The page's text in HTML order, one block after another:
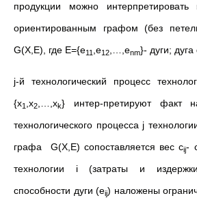
продукции можно
ориентированным графом (без
G(X,E), где E={e11 ,e12 ,…,enm}- дуги; дуга
j-й технологический процесс
{x1 ,x2 ,…,xk} интер-претируют факт
технологического процесса j
графа G(X,E) сопоставляется вес cij-
технологии i (затраты и
способности дуги (eij) наложены